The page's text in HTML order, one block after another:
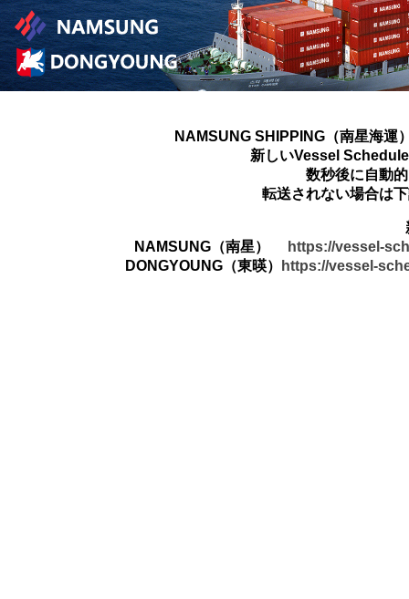
NAMSUNG SHIPPING（南星海運
新しいVessel
数秒後に自動
転送されない場合は
NAMSUNG（南星）
https://vessel-
DONGYOUNG（東暎）
https://vessel-